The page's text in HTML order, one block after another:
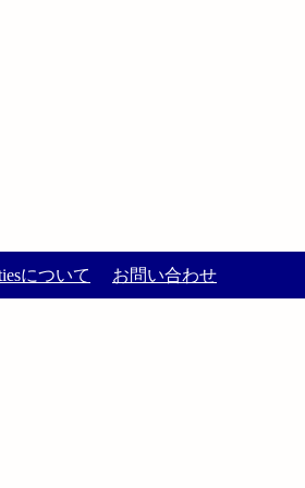
について お問い合わせ